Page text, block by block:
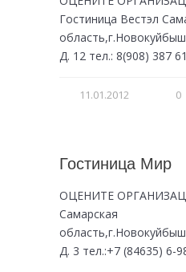
Гостиница Вестэл
Д. 12 тел.: 8(908) 387
11.01.2012 0
Гостиница Мир
ОЦЕНИТЕ
Самарская
Д. 3 тел.:+7 (84635) 6-